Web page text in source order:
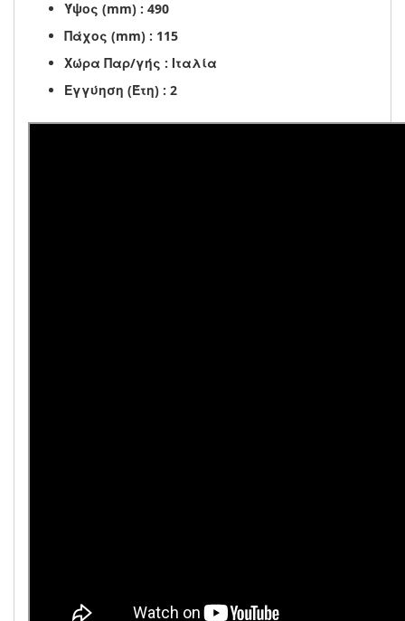
Ύψος (mm) : 490
Πάχος (mm) : 115
Χώρα Παρ/γής : Ιταλία
Εγγύηση (Έτη) : 2